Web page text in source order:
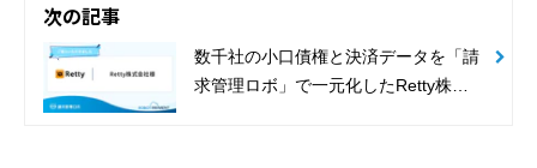
次の記事
数千社の小口債権と決済データを「請
求管理ロボ」で一元化したRetty株式